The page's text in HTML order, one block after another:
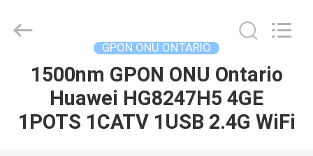
CASA
PRODOTTI
LIMITED.
GPON ONU ONTARIO
1500nm GPON ONU Ontario
Huawei HG8247H5 4GE
1POTS 1CATV 1USB 2.4G WiFi